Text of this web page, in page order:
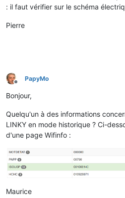
: il faut vérifier sur le schéma
Pierre
Offline
PapyMo
Bonjour,
Quelqu'un à des informations
LINKY en mode historique ? Ci-
d'une page Wifinfo :
Maurice